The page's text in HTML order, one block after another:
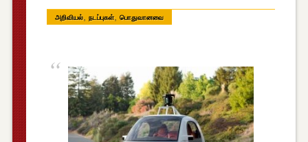
அறிவியல், நடப்புகள், பொதுவானவை